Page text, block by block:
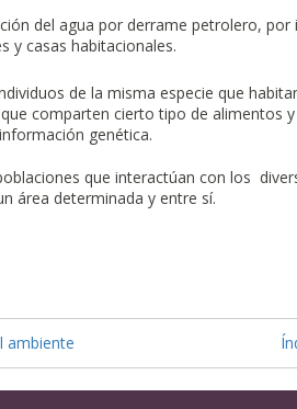
del agua por derrame petrolero, por
y casas habitacionales.
de la misma especie que
comparten cierto tipo de alimentos
genética.
que interactúan con los
área determinada y entre sí.
ambiente